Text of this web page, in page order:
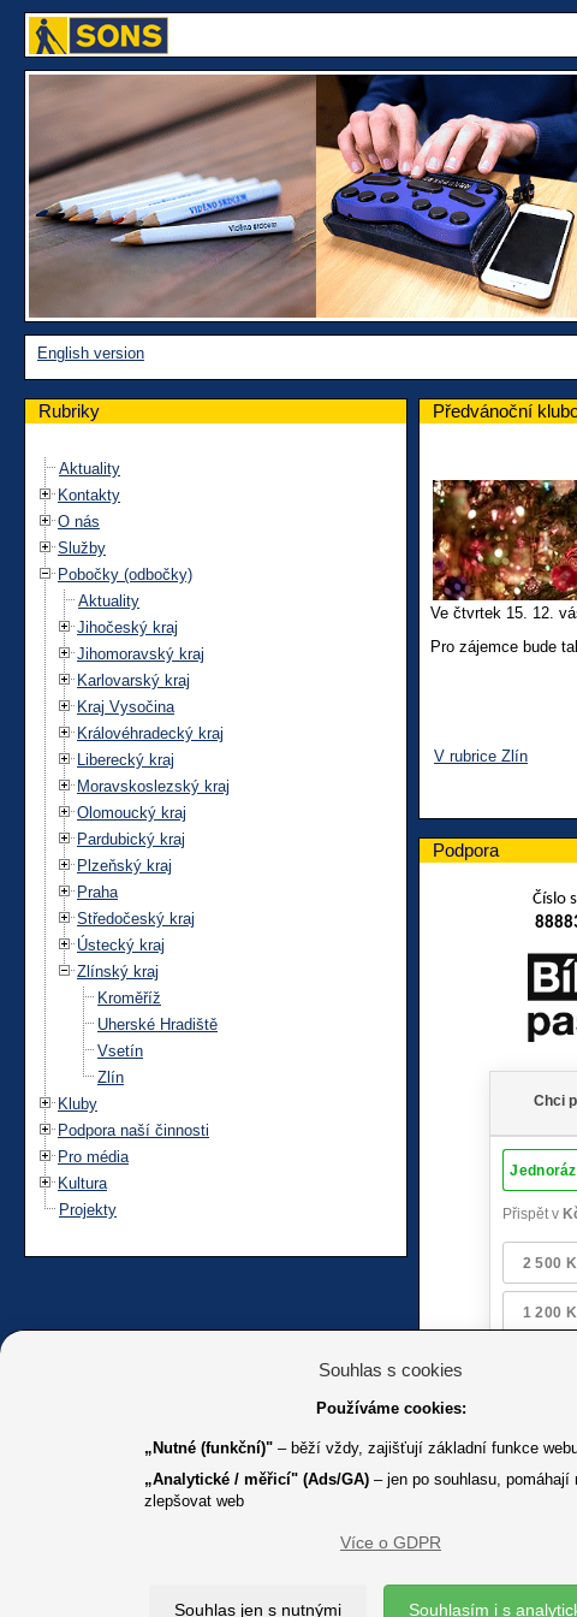
English version
Rubriky
Aktuality
Kontakty
O nás
Služby
Pobočky (odbočky)
Aktuality
Jihočeský kraj
Jihomoravský kraj
Karlovarský kraj
Kraj Vysočina
Královéhradecký kraj
Liberecký kraj
Moravskoslezský kraj
Olomoucký kraj
Pardubický kraj
Plzeňský kraj
Praha
Středočeský kraj
Ústecký kraj
Zlínský kraj
Kroměříž
Uherské Hradiště
Vsetín
Zlín
Kluby
Podpora naší činnosti
Pro média
Kultura
Projekty
Předvánoční
Ve čtvrtek 15. 12.
Pro zájemce bude
V rubrice Zlín
Podpora
Číslo
K
Souhlas s cookies
Používáme cookies:
„Nutné (funkční)" – běží vždy, zajišťují základní funkce
„Analytické / měřicí" (Ads/GA) – jen po souhlasu, pomáhají
zlepšovat web
Více o GDPR
Souhlas jen s nutnými Souhlasím i s